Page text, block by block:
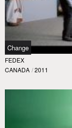
Change
FEDEX
CANADA / 2011